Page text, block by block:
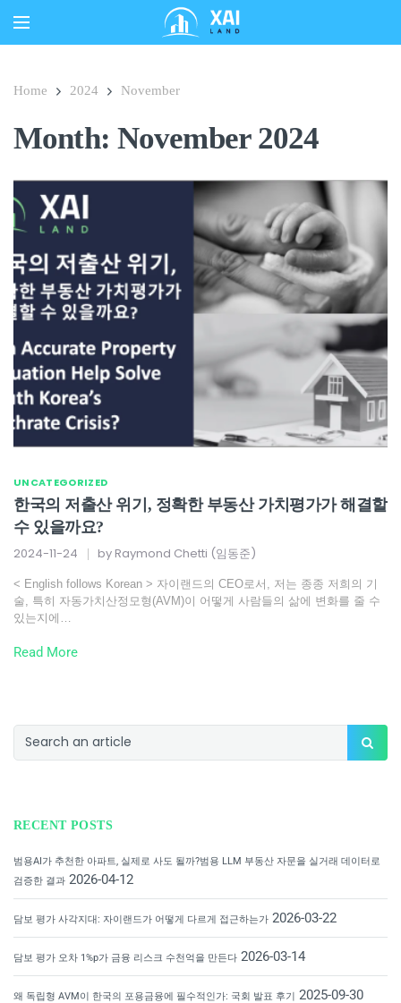
Home 2024 November
Month: November 2024
UNCATEGORIZED
한국의 저출산 위기, 정확한 부동산 가치평가가 해결할
수 있을까요?
2024-11-24 by Raymond Chetti (임동준)
< English follows Korean > 자이랜드의 CEO로서, 저는 종종 저희의 기
술, 특히 자동가치산정모형(AVM)이 어떻게 사람들의 삶에 변화를 줄 수
있는지에…
Read More
RECENT POSTS
범용AI가 추천한 아파트, 실제로 사도 될까?범용 LLM 부동산 자문을 실거래 데이터로
검증한 결과 2026-04-12
담보 평가 사각지대: 자이랜드가 어떻게 다르게 접근하는가 2026-03-22
담보 평가 오차 1%p가 금융 리스크 수천억을 만든다 2026-03-14
왜 독립형 AVM이 한국의 포용금융에 필수적인가: 국회 발표 후기 2025-09-30